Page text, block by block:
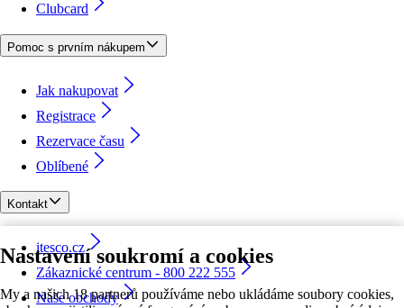
Nastavení soukromí a cookies
My a našich 18 partnerů používáme nebo ukládáme soubory cookies,
Clubcard
Pomoc s prvním nákupem
Jak nakupovat
Registrace
Rezervace času
Oblíbené
Kontakt
itesco.cz
Zákaznické centrum - 800 222 555
Naše obchody